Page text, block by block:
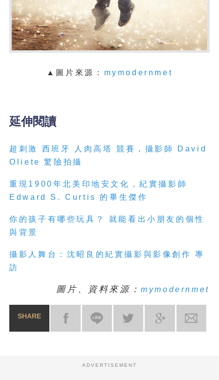
▲圖片來源： mymodernmet
延伸閱讀
超刺激 西班牙 人肉高塔 競賽，攝影師
David
Oliete驚險拍攝
重現 1900 年北美印地安文化，紀實攝影師
Edward S. Curtis 的畢生傑作
你的孩子有哪些玩具？
就能看出小朋友的個性
與背景
攝影人舞台：沈昭良的紀實攝影與影像創作
專
訪
圖片、資料來源：mymodernmet
SHARE
ADVERTISEMENT